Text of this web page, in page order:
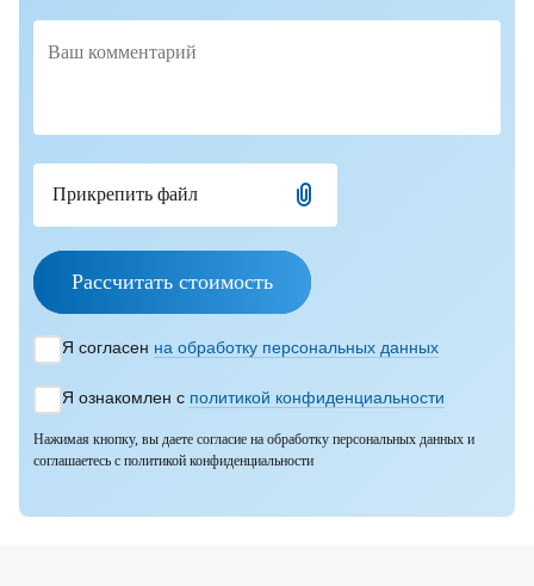
Прикрепить файл
Рассчитать стоимость
Я согласен на обработку персональных данных
Я ознакомлен с политикой конфиденциальности
Нажимая кнопку, вы даете согласие на обработку персональных данных и
соглашаетесь с политикой конфиденциальности